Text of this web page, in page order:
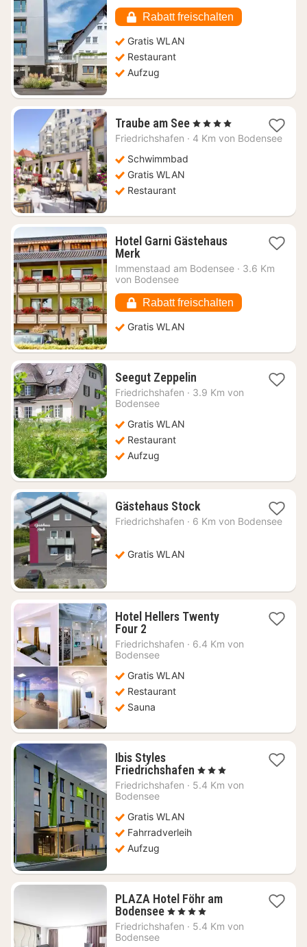
Rabatt freischalten
Gratis WLAN
Restaurant
Aufzug
Traube am See1
Nacht
, 4 Sterne
Friedrichshafen · 4 Km von Bodensee
Schwimmbad
Gratis WLAN
Restaurant
Hotel Garni Gästehaus
Merk1
Nacht
ab
€
Immenstaad am Bodensee · 3.6 Km
von Bodensee
Rabatt freischalten
Gratis WLAN
Seegut Zeppelin1
Nacht
Friedrichshafen · 3.9 Km von
Bodensee
Gratis WLAN
Restaurant
Aufzug
Gästehaus Stock1
Nacht
Friedrichshafen · 6 Km von Bodensee
Gratis WLAN
Hotel Hellers Twenty
Four 21
Nacht
ab
€
Friedrichshafen · 6.4 Km von
Bodensee
Gratis WLAN
Restaurant
Sauna
Ibis Styles
Friedrichshafen 1
Nacht
, 3 Sterne
Friedrichshafen · 5.4 Km von
Bodensee
Gratis WLAN
Fahrradverleih
Aufzug
PLAZA Hotel Föhr am
Bodensee1
Nacht
, 4 Sterne
Friedrichshafen · 5.4 Km von
Bodensee